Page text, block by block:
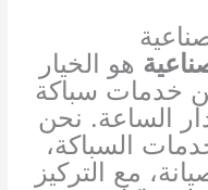
هو الخيار
خدمات سباكة
الساعة. نحن
السباكة،
مع التركيز